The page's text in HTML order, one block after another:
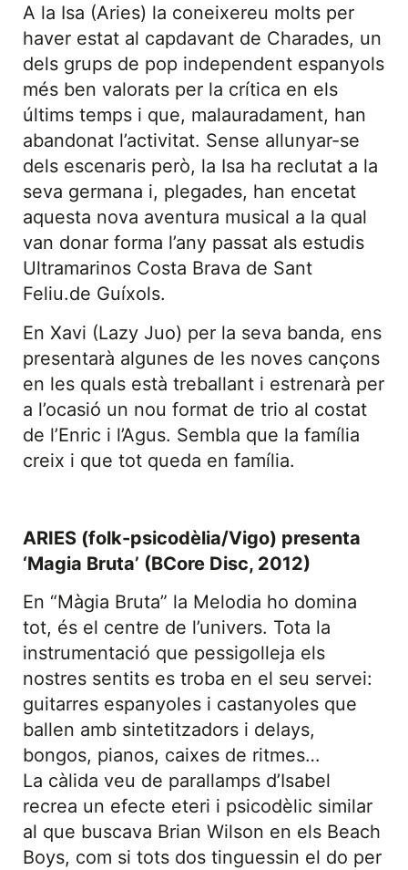
A la Isa (Aries) la coneixereu molts per
haver estat al capdavant de Charades, un
dels grups de pop independent espanyols
més ben valorats per la crítica en els
últims temps i que, malauradament, han
abandonat l’activitat. Sense allunyar-se
dels escenaris però, la Isa ha reclutat a la
seva germana i, plegades, han encetat
aquesta nova aventura musical a la qual
van donar forma l’any passat als estudis
Ultramarinos Costa Brava de Sant
Feliu.de Guíxols.
En Xavi (Lazy Juo) per la seva banda, ens
presentarà algunes de les noves cançons
en les quals està treballant i estrenarà per
a l’ocasió un nou format de trio al costat
de l’Enric i l’Agus. Sembla que la família
creix i que tot queda en família.
ARIES (folk-psicodèlia/Vigo) presenta
‘Magia Bruta’ (BCore Disc, 2012)
En “Màgia Bruta” la Melodia ho domina
tot, és el centre de l’univers. Tota la
instrumentació que pessigolleja els
nostres sentits es troba en el seu servei:
guitarres espanyoles i castanyoles que
ballen amb sintetitzadors i delays,
bongos, pianos, caixes de ritmes…
La càlida veu de parallamps d’Isabel
recrea un efecte eteri i psicodèlic similar
al que buscava Brian Wilson en els Beach
Boys, com si tots dos tinguessin el do per